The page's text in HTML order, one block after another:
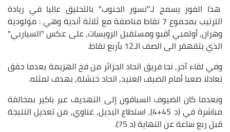
هذا الفوز يسمح لـ"نسور الجنوب" بالتحليق عاليا في ريادة
الترتيب بمجموع 7 نقاط مناصفة مع ثلاثة أندية وهي : مولودية
وهران, أولمبي آقبو ومستقبل الرويسات, على عكس "السياربي"
الذي يتقهقر الى الصف الـ12 بأربع نقاط.
وفي لقاء آخر, نجا فريق اتحاد الجزائر من فخ الهزيمة بعدما حقق
تعادلا صعبا أمام الضيف العنيد, اتحاد خنشلة, بهدف لمثله.
وبعدما كان الضيوف السباقون إلى التهديف عبر باكير بمخالفة
مباشرة في (د 45+4), استطاع البديل, غناوي, من تعديل النتيجة
قبل ربع ساعة عن النهاية (د 75).